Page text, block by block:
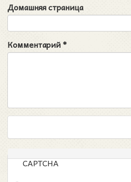
Домашняя страница
Комментарий*
CAPTCHA